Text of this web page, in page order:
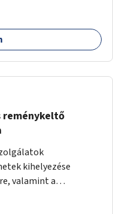
reménykeltő
kihelyezése
valamint a